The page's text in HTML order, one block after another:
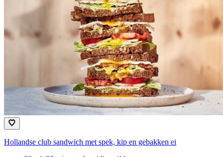
Hollandse club sandwich met spek, kip en gebakken ei